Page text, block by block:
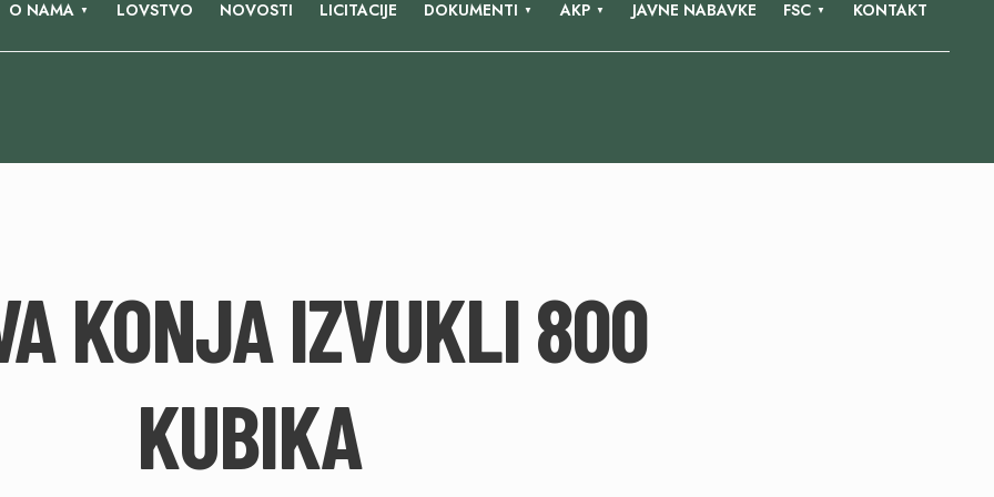
O NAMA LOVSTVO NOVOSTI LICITACIJE DOKUMENTI AKP JAVNE NABAVKE FSC KONTAKT
KONJA IZVUKLI 800
KUBIKA